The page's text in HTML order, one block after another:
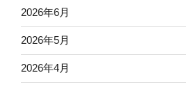
2026年6月
2026年5月
2026年4月